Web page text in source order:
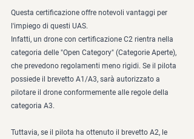
Questa certificazione offre notevoli vantaggi per
l'impiego di questi UAS.
Infatti, un drone con certificazione C2 rientra nella
categoria delle "Open Category" (Categorie Aperte),
che prevedono regolamenti meno rigidi. Se il pilota
possiede il brevetto A1/A3, sarà autorizzato a
pilotare il drone conformemente alle regole della
categoria A3.
Tuttavia, se il pilota ha ottenuto il brevetto A2, le